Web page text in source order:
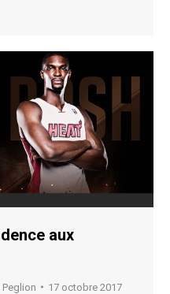
aux
17 octobre 2017